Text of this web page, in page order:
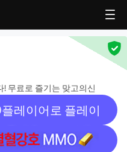
무료로 즐기는 맞고의신
레이어로 플레이